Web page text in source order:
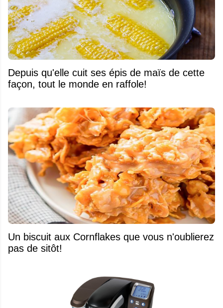
Depuis qu'elle cuit ses épis de maïs de cette
façon, tout le monde en raffole!
Un biscuit aux Cornflakes que vous n'oublierez
pas de sitôt!